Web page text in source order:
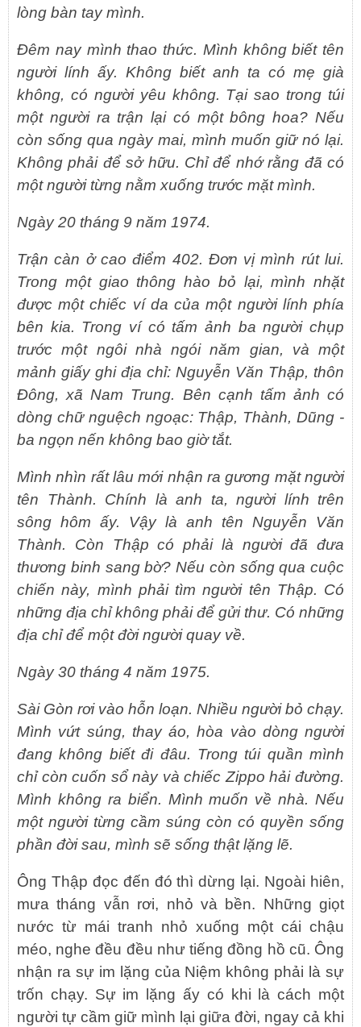
lòng bàn tay mình.
Đêm nay mình thao thức. Mình không biết tên
người lính ấy. Không biết anh ta có mẹ già
không, có người yêu không. Tại sao trong túi
một người ra trận lại có một bông hoa? Nếu
còn sống qua ngày mai, mình muốn giữ nó lại.
Không phải để sở hữu. Chỉ để nhớ rằng đã có
một người từng nằm xuống trước mặt mình.
Ngày 20 tháng 9 năm 1974.
Trận càn ở cao điểm 402. Đơn vị mình rút lui.
Trong một giao thông hào bỏ lại, mình nhặt
được một chiếc ví da của một người lính phía
bên kia. Trong ví có tấm ảnh ba người chụp
trước một ngôi nhà ngói năm gian, và một
mảnh giấy ghi địa chỉ: Nguyễn Văn Thập, thôn
Đông, xã Nam Trung. Bên cạnh tấm ảnh có
dòng chữ nguệch ngoạc: Thập, Thành, Dũng -
ba ngọn nến không bao giờ tắt.
Mình nhìn rất lâu mới nhận ra gương mặt người
tên Thành. Chính là anh ta, người lính trên
sông hôm ấy. Vậy là anh tên Nguyễn Văn
Thành. Còn Thập có phải là người đã đưa
thương binh sang bờ? Nếu còn sống qua cuộc
chiến này, mình phải tìm người tên Thập. Có
những địa chỉ không phải để gửi thư. Có những
địa chỉ để một đời người quay về.
Ngày 30 tháng 4 năm 1975.
Sài Gòn rơi vào hỗn loạn. Nhiều người bỏ chạy.
Mình vứt súng, thay áo, hòa vào dòng người
đang không biết đi đâu. Trong túi quần mình
chỉ còn cuốn sổ này và chiếc Zippo hải đường.
Mình không ra biển. Mình muốn về nhà. Nếu
một người từng cầm súng còn có quyền sống
phần đời sau, mình sẽ sống thật lặng lẽ.
Ông Thập đọc đến đó thì dừng lại. Ngoài hiên,
mưa tháng vẫn rơi, nhỏ và bền. Những giọt
nước từ mái tranh nhỏ xuống một cái chậu
méo, nghe đều đều như tiếng đồng hồ cũ. Ông
nhận ra sự im lặng của Niệm không phải là sự
trốn chạy. Sự im lặng ấy có khi là cách một
người tự cầm giữ mình lại giữa đời, ngay cả khi